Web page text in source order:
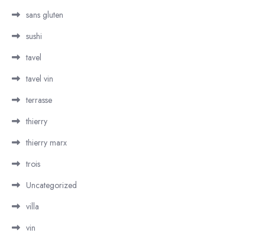
sans gluten
sushi
tavel
tavel vin
terrasse
thierry
thierry marx
trois
Uncategorized
villa
vin